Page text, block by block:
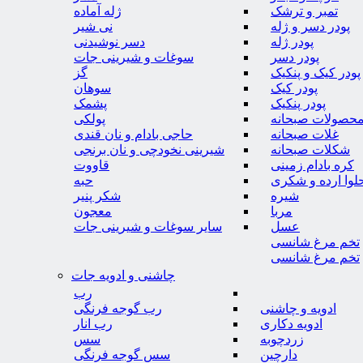
تمبر و ترشک
پودر دسر و ژله
پودر ژله
پودر دسر
پودر کیک و پنکیک
پودر کیک
پودر پنکیک
صبحانه
غلات صبحانه
شکلات صبحانه
کره بادام زمینی
ارده و شکری
شیره
مربا
عسل
تخم مرغ شانسی
تخم مرغ شانسی
ژله آماده
نی شیر
دسر نوشیدنی
سوغات و شیرینی جات
گز
سوهان
پشمک
پولکی
حاجی بادام و نان قندی
شیرینی نخودچی و نان برنجی
قاووت
حبه
شکر پنیر
معجون
سایر سوغات و شیرینی جات
چاشنی و ادویه جات
ادویه و چاشنی
ادویه دکاری
زردچوبه
دارچین
رب
رب گوجه فرنگی
رب انار
سس
سس گوجه فرنگی